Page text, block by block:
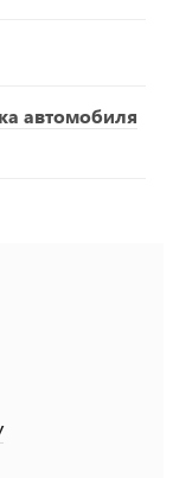
автомобиля